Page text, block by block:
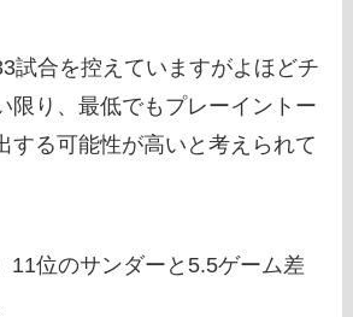
試合を控えていますがよほどチ
限り、最低でもプレーイントー
する可能性が高いと考えられて
11位のサンダーと5.5ゲーム差